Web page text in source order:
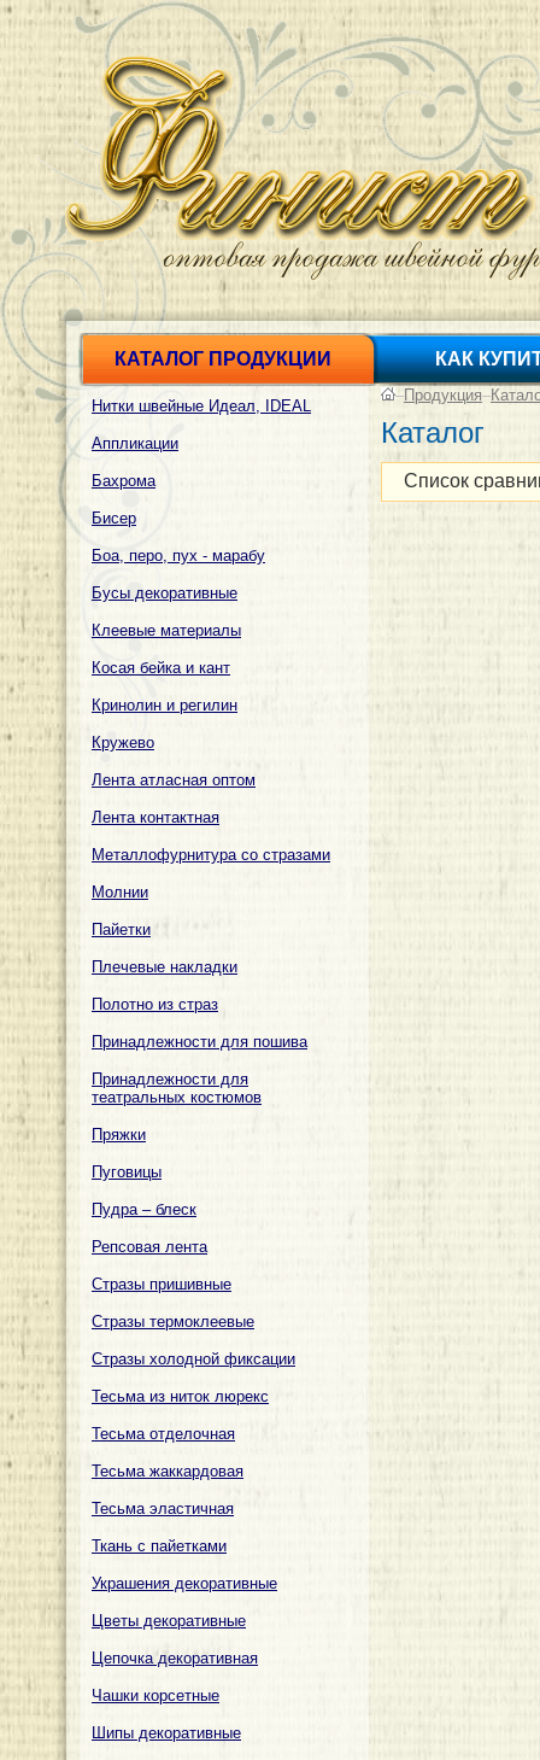
КАТАЛОГ ПРОДУКЦИИ КАК
Нитки швейные Идеал, IDEAL
Аппликации
Бахрома
Бисер
Боа, перо, пух - марабу
Бусы декоративные
Клеевые материалы
Косая бейка и кант
Кринолин и регилин
Кружево
Лента атласная оптом
Лента контактная
Металлофурнитура со стразами
Молнии
Пайетки
Плечевые накладки
Полотно из страз
Принадлежности для пошива
Принадлежности для
театральных костюмов
Пряжки
Пуговицы
Пудра – блеск
Репсовая лента
Стразы пришивные
Стразы термоклеевые
Стразы холодной фиксации
Тесьма из ниток люрекс
Тесьма отделочная
Тесьма жаккардовая
Тесьма эластичная
Ткань с пайетками
Украшения декоративные
Цветы декоративные
Цепочка декоративная
Чашки корсетные
Шипы декоративные
–Продукция–
Каталог
Список